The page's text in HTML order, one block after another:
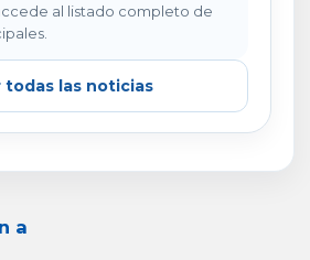
al listado completo de
todas las noticias
a